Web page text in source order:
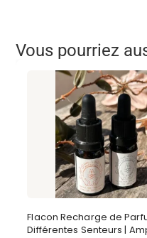
Vous pourriez
Flacon Recharge de
Différentes Senteurs |